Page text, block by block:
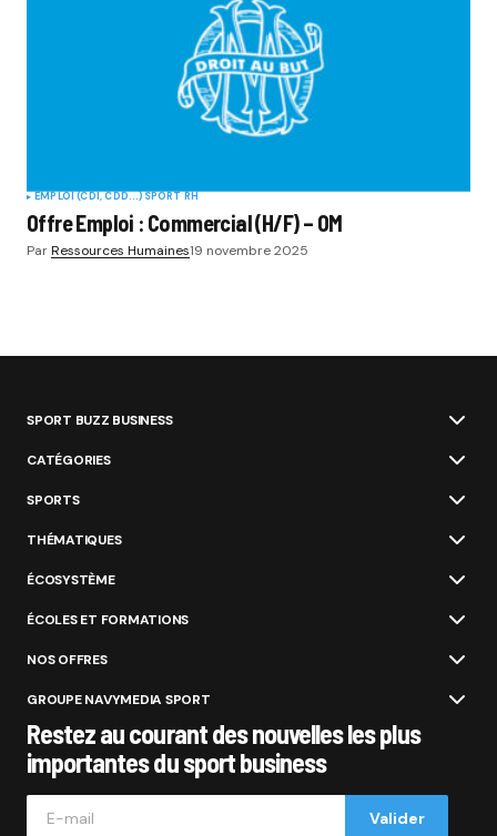
EMPLOI (CDI, CDD...)SPORT RH
Offre Emploi : Commercial (H/F) – OM
ParRessources Humaines19 novembre 2025
SPORT BUZZ BUSINESS
CATÉGORIES
SPORTS
THÉMATIQUES
ÉCOSYSTÈME
ÉCOLES ET FORMATIONS
NOS OFFRES
GROUPE NAVYMEDIA SPORT
Restez au courant des nouvelles les plus
importantes du sport business
Valider